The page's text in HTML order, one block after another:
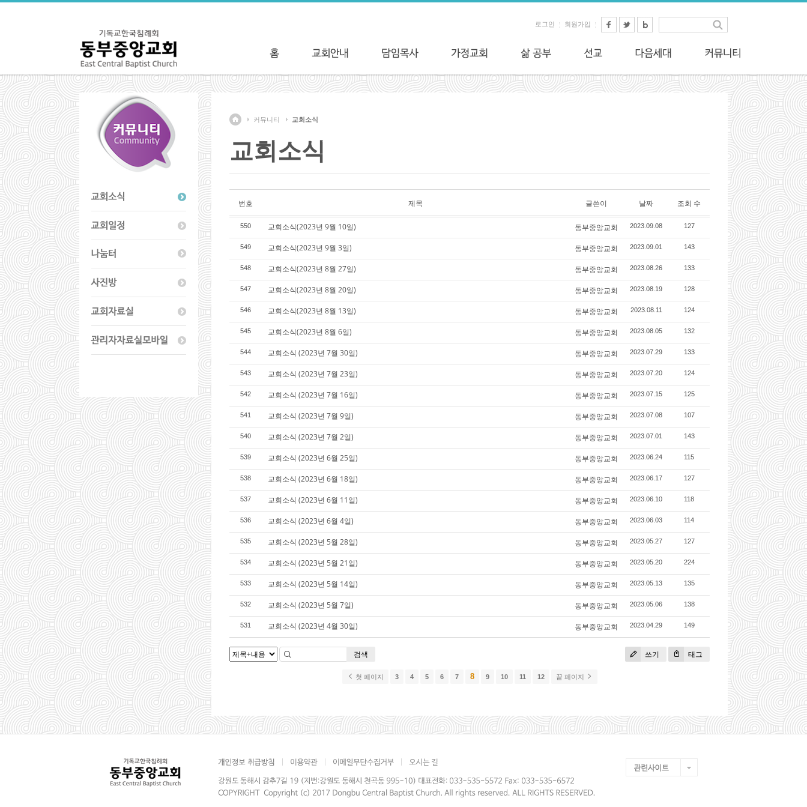
로그인 회원가입
커뮤니티 교회소식
교회소식
번호 제목 글쓴이 날짜 조회 수
550 교회소식(2023년 9월 10일) 동부중앙교회 2023.09.08 127
549 교회소식(2023년 9월 3일) 동부중앙교회 2023.09.01 143
548 교회소식(2023년 8월 27일) 동부중앙교회 2023.08.26 133
547 교회소식(2023년 8월 20일) 동부중앙교회 2023.08.19 128
546 교회소식(2023년 8월 13일) 동부중앙교회 2023.08.11 124
545 교회소식(2023년 8월 6일) 동부중앙교회 2023.08.05 132
544 교회소식 (2023년 7월 30일) 동부중앙교회 2023.07.29 133
543 교회소식 (2023년 7월 23일) 동부중앙교회 2023.07.20 124
542 교회소식 (2023년 7월 16일) 동부중앙교회 2023.07.15 125
541 교회소식 (2023년 7월 9일) 동부중앙교회 2023.07.08 107
540 교회소식 (2023년 7월 2일) 동부중앙교회 2023.07.01 143
539 교회소식 (2023년 6월 25일) 동부중앙교회 2023.06.24 115
538 교회소식 (2023년 6월 18일) 동부중앙교회 2023.06.17 127
537 교회소식 (2023년 6월 11일) 동부중앙교회 2023.06.10 118
536 교회소식 (2023년 6월 4일) 동부중앙교회 2023.06.03 114
535 교회소식 (2023년 5월 28일) 동부중앙교회 2023.05.27 127
534 교회소식 (2023년 5월 21일) 동부중앙교회 2023.05.20 224
533 교회소식 (2023년 5월 14일) 동부중앙교회 2023.05.13 135
532 교회소식 (2023년 5월 7일) 동부중앙교회 2023.05.06 138
531 교회소식 (2023년 4월 30일) 동부중앙교회 2023.04.29 149
쓰기 태그
검색
첫 페이지 3 4 5 6 7 8 9 10 11 12 끝 페이지